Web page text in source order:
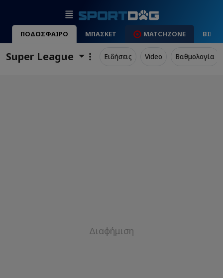
ΠΟΔΟΣΦΑΙΡΟ ΜΠΑΣΚΕΤ MATCHZONE
Super League Ειδήσεις Video Βαθμολογία